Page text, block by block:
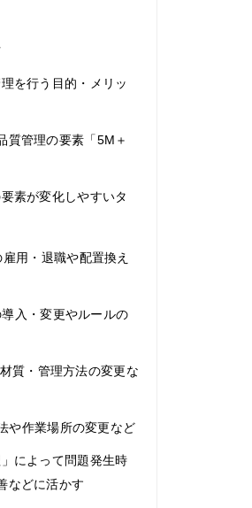
を行う目的・メリッ
質管理の要素「5M＋
素が変化しやすいタ
用・退職や配置換え
入・変更やルールの
質・管理方法の変更な
や作業場所の変更など
によって問題発生時
などに活かす